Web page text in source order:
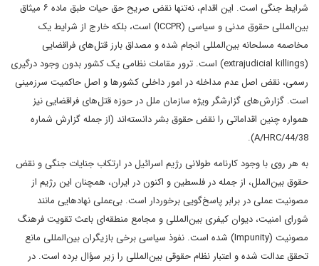
شرایط جنگی است. این اقدام، نه‌تنها نقض صریح حق حیات طبق ماده ۶ میثاق
بین‌المللی حقوق مدنی و سیاسی (ICCPR) است، بلکه خارج از شرایط یک
مخاصمه مسلحانه بین‌المللی انجام شده و مصداق بارز قتل‌های فراقضایی
(extrajudicial killings) است. ترور مقامات نظامی یک کشور بدون وجود درگیری
رسمی، نقض اصل عدم مداخله در امور داخلی کشورها و اصل حاکمیت سرزمینی
است. گزارش‌های گزارشگر ویژه سازمان ملل در حوزه قتل‌های فراقضایی نیز
همواره چنین اقداماتی را نقض حقوق بشر دانسته‌اند (از جمله گزارش شماره
A/HRC/44/38).
به هر روی با وجود کارنامه طولانی رژیم اسرائیل در ارتکاب جنایات جنگی و نقض
حقوق بین‌الملل، از جمله در فلسطین و اکنون در ایران، همچنان این رژیم از
مصونیت عملی در برابر پاسخ‌گویی برخوردار است. بی‌عملی نهادهایی مانند
شورای امنیت، دیوان کیفری بین‌المللی و مجامع منطقه‌ای باعث تقویت فرهنگ
مصونیت (Impunity) شده است. نفوذ سیاسی برخی بازیگران بین‌المللی مانع
تحقق عدالت شده و اعتبار نظام حقوقی بین‌المللی را زیر سؤال برده است. در